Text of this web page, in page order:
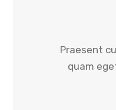
Praesent
quam